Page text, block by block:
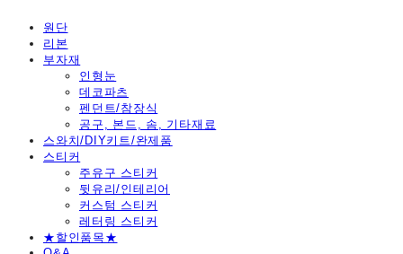
원단
리본
부자재
인형눈
데코파츠
펜던트/참장식
공구, 본드, 솜, 기타재료
스와치/DIY키트/완제품
스티커
주유구 스티커
뒷유리/인테리어
커스텀 스티커
레터링 스티커
★할인품목★